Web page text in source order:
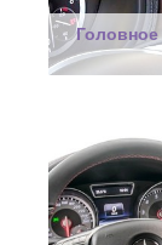
Головное